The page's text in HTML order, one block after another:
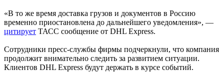
«В то же время доставка грузов и документов в Россию
временно приостановлена до дальнейшего уведомления», —
цитирует ТАСС сообщение от DHL Express.
Сотрудники пресс-службы фирмы подчеркнули, что компания
продолжит внимательно следить за развитием ситуации.
Клиентов DHL Express будут держать в курсе событий.